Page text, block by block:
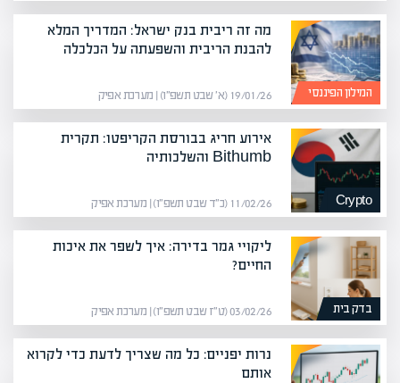
המילון הפיננסי
מה זה ריבית בנק ישראל: המדריך המלא
להבנת הריבית והשפעתה על הכלכלה
19/01/26 (א׳ שבט תשפ״ו) | מערכת אפיק
Crypto
אירוע חריג בבורסת הקריפטו: תקרית
Bithumb והשלכותיה
11/02/26 (כ״ד שבט תשפ״ו) | מערכת אפיק
בדק בית
ליקויי גמר בדירה: איך לשפר את איכות
החיים?
03/02/26 (ט״ז שבט תשפ״ו) | מערכת אפיק
נרות יפניים: כל מה שצריך לדעת כדי לקרוא
אותם